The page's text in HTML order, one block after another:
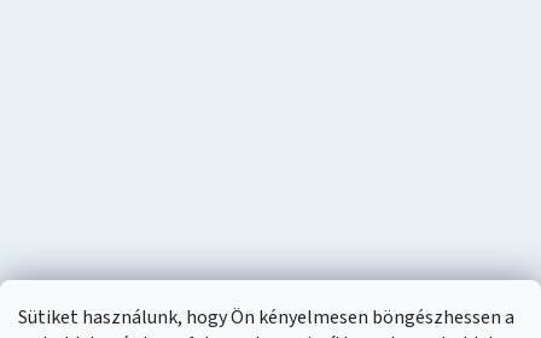
Sütiket használunk, hogy Ön kényelmesen böngészhessen a